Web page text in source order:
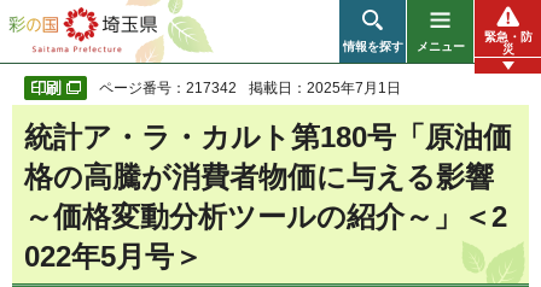
彩の国 埼玉県
情報を探す メニュー
緊急・防
災
ページ番号：217342 掲載日：2025年7月1日
統計ア・ラ・カルト第180号「原油価
格の高騰が消費者物価に与える影響
～価格変動分析ツールの紹介～」＜2
022年5月号＞